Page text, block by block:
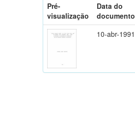
Pré-
visualização
Data do
documento
10-abr-1991